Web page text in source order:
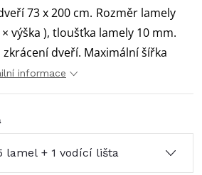
73 x 200 cm. Rozměr lamely
výška ), tloušťka lamely 10 mm.
dveří. Maximální šířka
informace